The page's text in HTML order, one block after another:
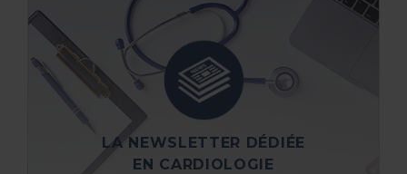
LA NEWSLETTER DÉDIÉE
EN CARDIOLOGIE
LA NEWSLETTER DÉDIÉE
DU LUNDI 27 JUILLET 2026
La dernière actualité scientifique en
Cardiologie accessible directement depuis
votre boîte e-mail
Voir